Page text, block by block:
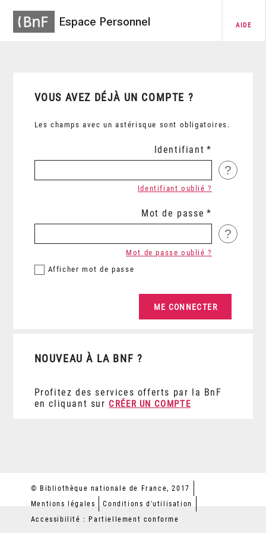
Espace Personnel AIDE
VOUS AVEZ DÉJÀ UN COMPTE ?
Les champs avec un astérisque sont obligatoires.
Identifiant
?
Identifiant oublié ?
Mot de passe
?
Afficher mot de passe
Mot de passe oublié ?
NOUVEAU À LA BNF ?
Profitez des services offerts par la BnF
en cliquant sur CRÉER UN COMPTE
© Bibliothèque nationale de France, 2017
Mentions légales
Conditions d'utilisation
Accessibilité : Partiellement conforme